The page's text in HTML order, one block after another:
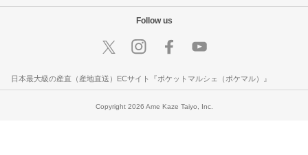
Follow us
日本最大級の産直（産地直送）ECサイト『ポケットマルシェ（ポケマル）』
Copyright 2026 Ame Kaze Taiyo, Inc.